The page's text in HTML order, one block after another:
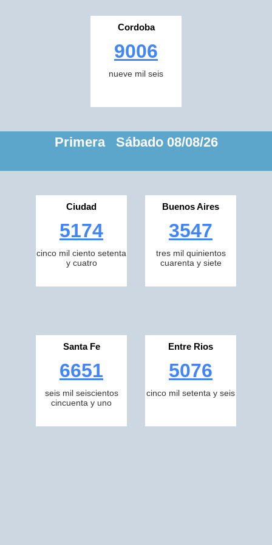
Cordoba
9006
nueve mil seis
Primera Sábado 08/08/26
Ciudad
5174
cinco mil ciento setenta
y cuatro
Buenos Aires
3547
tres mil quinientos
cuarenta y siete
Santa Fe
6651
seis mil seiscientos
cincuenta y uno
Entre Rios
5076
cinco mil setenta y seis